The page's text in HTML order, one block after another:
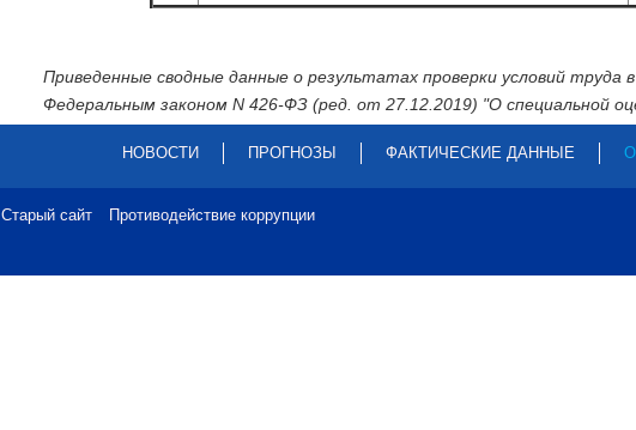
Приведенные сводные данные о результатах проверки условий
Федеральным законом N 426-ФЗ (ред. от 27.12.2019) "О специальной
НОВОСТИ ПРОГНОЗЫ ФАКТИЧЕСКИЕ ДАННЫЕ
Старый сайт Противодействие коррупции